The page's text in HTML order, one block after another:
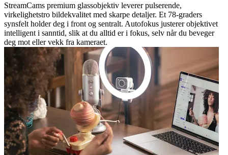
StreamCams premium glassobjektiv leverer pulserende,
virkelighetstro bildekvalitet med skarpe detaljer. Et 78-graders
synsfelt holder deg i front og sentralt. Autofokus justerer objektivet
intelligent i sanntid, slik at du alltid er i fokus, selv når du beveger
deg mot eller vekk fra kameraet.